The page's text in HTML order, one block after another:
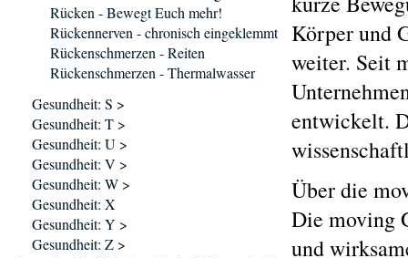
Körper und
weiter. Seit
entwickelt.
Über die
Die moving
und
Rücken - Bewegt Euch mehr!
Rückennerven - chronisch eingeklemmt
Rückenschmerzen - Reiten
Rückenschmerzen - Thermalwasser
Gesundheit: S >
Gesundheit: T >
Gesundheit: U >
Gesundheit: V >
Gesundheit: W >
Gesundheit: X
Gesundheit: Y >
Gesundheit: Z >